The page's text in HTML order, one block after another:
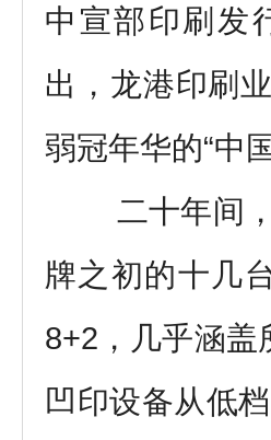
中宣部印刷发
出，龙港印刷
弱冠年华的“中
二十年间
牌之初的十几
8+2，几乎涵盖
凹印设备从低